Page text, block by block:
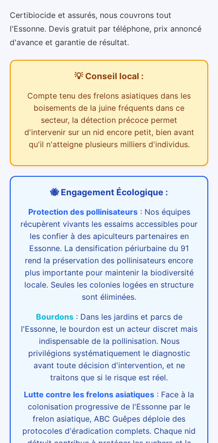
Certibiocide et assurés, nous couvrons tout
l'Essonne. Devis gratuit par téléphone, prix annoncé
d'avance et garantie de résultat.
💡 Conseil local :
Compte tenu des frelons asiatiques dans les
boisements de la juine fréquents dans ce
secteur, la détection précoce permet
d'intervenir sur un nid encore petit, bien avant
qu'il n'atteigne plusieurs milliers d'individus.
🐝 Engagement Écologique :
Protection des pollinisateurs : Nos équipes
récupèrent vivants les essaims accessibles pour
les confier à des apiculteurs partenaires en
Essonne. La densification périurbaine du 91
rend la préservation des pollinisateurs encore
plus importante pour maintenir la biodiversité
locale. Seules les colonies logées en structure
sont éliminées.
Bourdons : Dans les jardins et parcs de
l'Essonne, le bourdon est un acteur discret mais
indispensable de la pollinisation. Nous
privilégions systématiquement le diagnostic
avant toute décision d'intervention, et ne
traitons que si le risque est réel.
Lutte contre les frelons asiatiques : Face à la
colonisation progressive de l'Essonne par le
frelon asiatique, ABC Guêpes déploie des
protocoles d'éradication complets. Chaque nid